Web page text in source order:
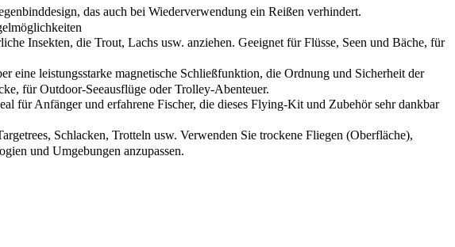
das auch bei Wiederverwendung ein Reißen verhindert.
Insekten, die Trout, Lachs usw. anziehen. Geeignet für Flüsse, Seen und Bäche, für
eine leistungsstarke magnetische Schließfunktion, die Ordnung und Sicherheit der
für Outdoor-Seeausflüge oder Trolley-Abenteuer.
für Anfänger und erfahrene Fischer, die dieses Flying-Kit und Zubehör sehr dankbar
Schlacken, Trotteln usw. Verwenden Sie trockene Fliegen (Oberfläche),
und Umgebungen anzupassen.